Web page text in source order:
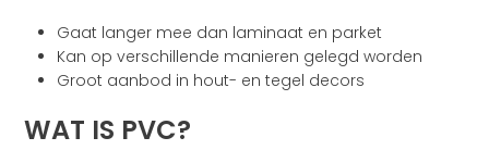
Gaat langer mee dan laminaat en parket
Kan op verschillende manieren gelegd worden
Groot aanbod in hout- en tegel decors
WAT IS PVC?